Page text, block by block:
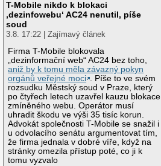
T-Mobile nikdo k blokaci
‚dezinfowebu‘ AC24 nenutil, píše
soud
3.8. 17:22 | Zajímavý článek
Firma T-Mobile blokovala
„dezinformační web“ AC24 bez toho,
aniž by k tomu měla závazný pokyn
orgánů veřejné moci . Píše to ve svém
rozsudku Městský soud v Praze, který
po čtyřech letech uzavřel kauzu blokace
zmíněného webu. Operátor musí
uhradit škodu ve výši 35 tisíc korun.
Advokát společnosti T-Mobile se snažil i
u odvolacího senátu argumentovat tím,
že firma jednala v dobré víře, když na
stránky omezila přístup poté, co ji k
tomu vyzvalo